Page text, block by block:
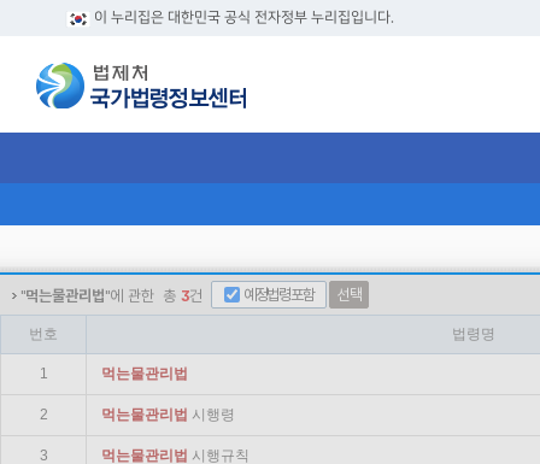
이 누리집은 대한민국 공식 전자정부 누리집입니다.
"먹는물관리법"에 관한 총 3건 예정법령포함 선택
번호 법령명
1 먹는물관리법
2 먹는물관리법 시행령
3 먹는물관리법 시행규칙